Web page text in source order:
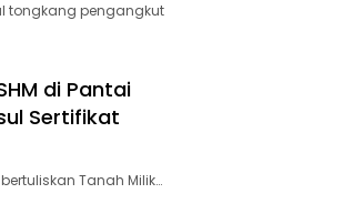
tongkang pengangkut
di Pantai
Sertifikat
bertuliskan Tanah Milik…